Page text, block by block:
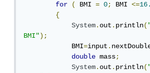
for
( BMI = 0; BMI <=
{
System.out.println(
BMI");
BMI=input.
double mass;
System.out.println(